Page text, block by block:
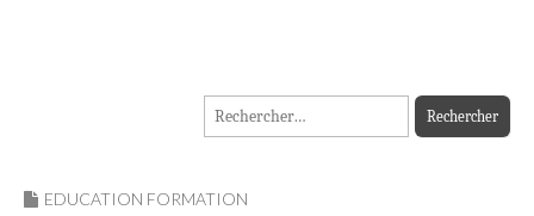
MADININ'ART
Rechercher :
EDUCATION FORMATION